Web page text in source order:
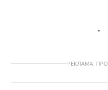
РЕКЛАМА.